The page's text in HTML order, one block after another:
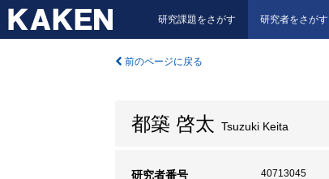
研究課題をさがす 研究者をさがす
前のページに戻る
都築 啓太 Tsuzuki Keita
研究者番号 40713045